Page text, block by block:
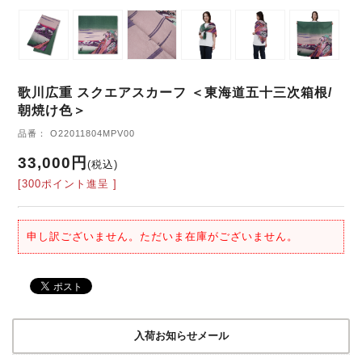
歌川広重 スクエアスカーフ ＜東海道五十三次箱根/
朝焼け色＞
品番： O22011804MPV00
33,000円(税込)
[300ポイント進呈 ]
申し訳ございません。ただいま在庫がございません。
入荷お知らせメール